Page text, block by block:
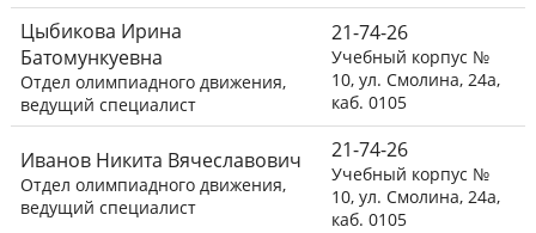
Цыбикова Ирина
Батомункуевна
Отдел олимпиадного движения,
ведущий специалист
21-74-26
Учебный корпус №
10, ул. Смолина, 24а,
каб. 0105
Иванов Никита Вячеславович
Отдел олимпиадного движения,
ведущий специалист
21-74-26
Учебный корпус №
10, ул. Смолина, 24а,
каб. 0105